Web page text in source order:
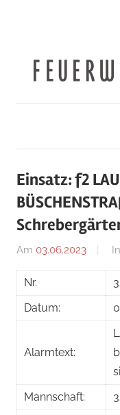
Einsatz: f2
Am 03.06.2023 In
Nr.
Datum:
Alarmtext:
Mannschaft: